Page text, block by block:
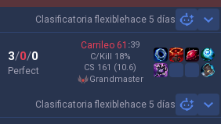
Clasificatoria flexiblehace 5 días
3/0/0
Perfect
Carrileo 61 :39
C/Kill 18%
CS 161 (10.6)
grandmaster
Clasificatoria flexiblehace 5 días